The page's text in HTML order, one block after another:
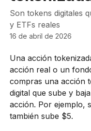
Son tokens digitales
y ETFs reales
16 de abril de 2026
Una acción
acción real o un
compras una acción
digital que sube y
acción. Por ejemplo,
también sube $5.